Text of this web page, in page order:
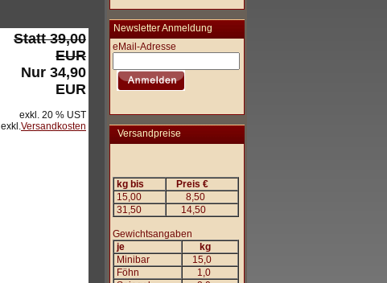
Statt 39,00
EUR
Nur 34,90
EUR
exkl. 20 % UST
exkl.Versandkosten
Newsletter Anmeldung
eMail-Adresse
Versandpreise
kg bis
Preis €
15,00
8,50
31,50
14,50
Gewichtsangaben
je
kg
Minibar
15,0
Föhn
1,0